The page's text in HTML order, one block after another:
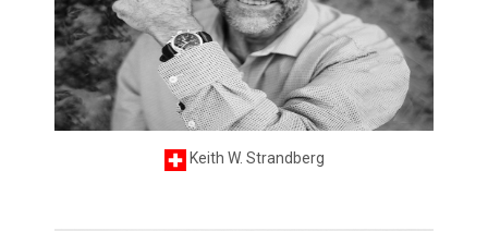
Keith W. Strandberg